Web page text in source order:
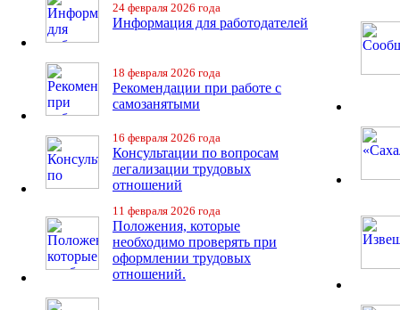
24 февраля 2026 года
Информация для работодателей
18 февраля 2026 года
Рекомендации при работе с
самозанятыми
16 февраля 2026 года
Консультации по вопросам
легализации трудовых
отношений
11 февраля 2026 года
Положения, которые
необходимо проверять при
оформлении трудовых
отношений.